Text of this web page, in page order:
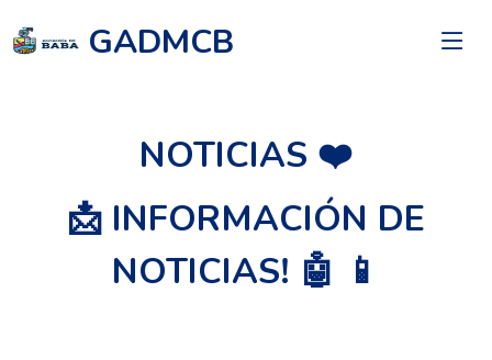
GADMCB
NOTICIAS ❤️
📩 INFORMACIÓN DE
NOTICIAS! 🤖 📱